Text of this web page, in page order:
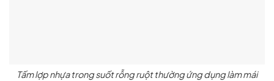
Tấm lợp nhựa trong suốt rỗng ruột thường ứng dụng làm mái